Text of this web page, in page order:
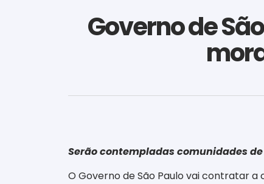
Governo de
Serão contempladas comunidades
O Governo de São Paulo vai contratar